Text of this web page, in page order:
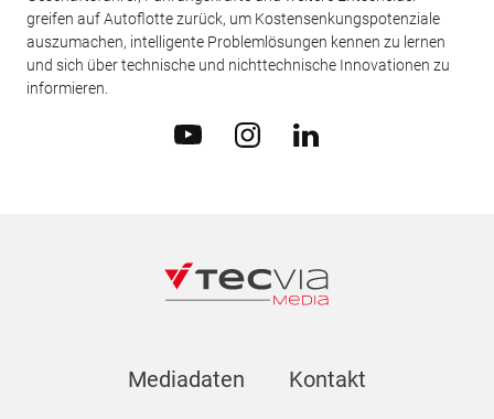
greifen auf Autoflotte zurück, um Kostensenkungspotenziale
auszumachen, intelligente Problemlösungen kennen zu lernen
und sich über technische und nichttechnische Innovationen zu
informieren.
Mediadaten Kontakt